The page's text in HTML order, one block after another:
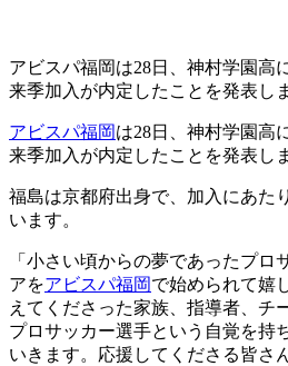
アビスパ福岡は28日、神村学園高
来季加入が内定したことを発表し
アビスパ福岡は28日、神村学園高
来季加入が内定したことを発表し
福島は京都府出身で、加入にあた
います。
「小さい頃からの夢であったプロ
アをアビスパ福岡で始められて嬉
えてくださった家族、指導者、チ
プロサッカー選手という自覚を持
いきます。応援してくださる皆さ